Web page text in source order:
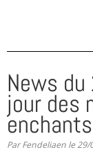
News
jour des
Par Fendeliaen le